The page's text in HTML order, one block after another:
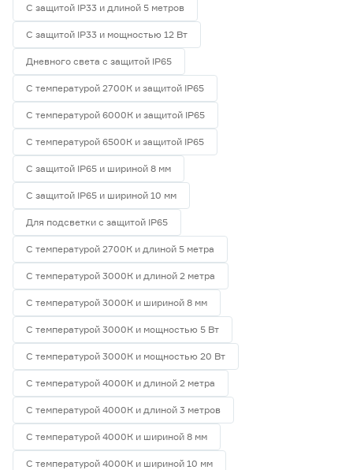
С защитой IP33 и длиной 5 метров
С защитой IP33 и мощностью 12 Вт
Дневного света с защитой IP65
С температурой 2700К и защитой IP65
С температурой 6000К и защитой IP65
С температурой 6500К и защитой IP65
С защитой IP65 и шириной 8 мм
С защитой IP65 и шириной 10 мм
Для подсветки с защитой IP65
С температурой 2700К и длиной 5 метра
С температурой 3000К и длиной 2 метра
С температурой 3000К и шириной 8 мм
С температурой 3000К и мощностью 5 Вт
С температурой 3000К и мощностью 20 Вт
С температурой 4000К и длиной 2 метра
С температурой 4000К и длиной 3 метров
С температурой 4000К и шириной 8 мм
С температурой 4000К и шириной 10 мм